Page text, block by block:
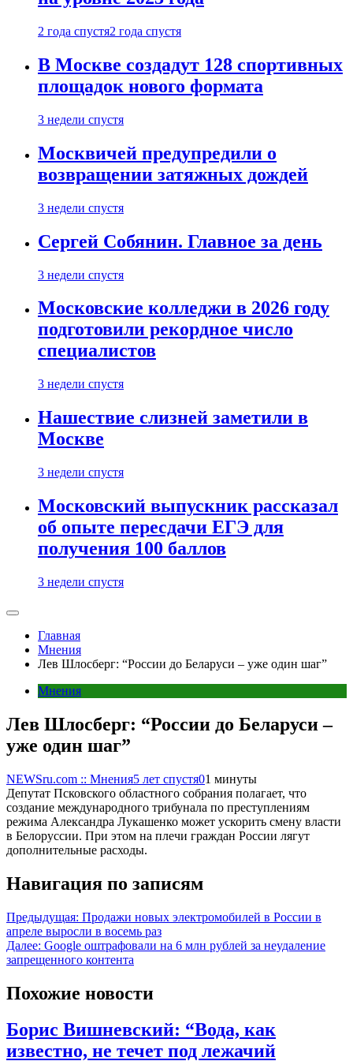
2 года спустя2 года спустя
В Москве создадут 128 спортивных
площадок нового формата
3 недели спустя
Москвичей предупредили о
возвращении затяжных дождей
3 недели спустя
Сергей Собянин. Главное за день
3 недели спустя
Московские колледжи в 2026 году
подготовили рекордное число
специалистов
3 недели спустя
Нашествие слизней заметили в
Москве
3 недели спустя
Московский выпускник рассказал
об опыте пересдачи ЕГЭ для
получения 100 баллов
3 недели спустя
Главная
Мнения
Лев Шлосберг: “России до Беларуси – уже один шаг”
Мнения
Лев Шлосберг: “России до Беларуси –
уже один шаг”
NEWSru.com :: Мнения5 лет спустя01 минуты
Депутат Псковского областного собрания полагает, что
создание международного трибунала по преступлениям
режима Александра Лукашенко может ускорить смену власти
в Белоруссии. При этом на плечи граждан России лягут
дополнительные расходы.
Навигация по записям
Предыдущая: Продажи новых электромобилей в России в
апреле выросли в восемь раз
Далее: Google оштрафовали на 6 млн рублей за неудаление
запрещенного контента
Похожие новости
Борис Вишневский: “Вода, как
известно, не течет под лежачий